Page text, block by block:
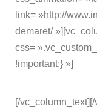
link= »http://
demaret/
css=
!important;} »]
[/